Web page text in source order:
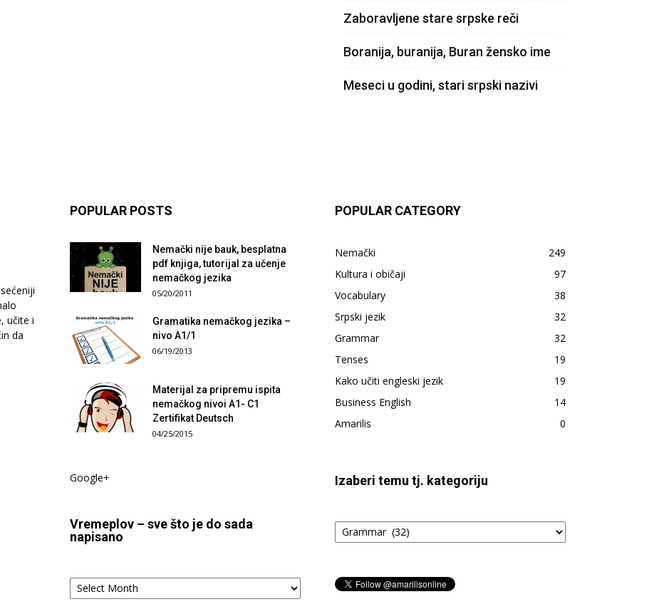
Zaboravljene stare srpske reči
Boranija, buranija, Buran žensko ime
Meseci u godini, stari srpski nazivi
učite i
da
POPULAR POSTS
Nemački nije bauk, besplatna
pdf knjiga, tutorijal za učenje
nemačkog jezika
05/20/2011
Gramatika nemačkog jezika –
nivo A1/1
06/19/2013
Materijal za pripremu ispita
nemačkog nivoi A1- C1
Zertifikat Deutsch
04/25/2015
Google+
Vremeplov – sve što je do sada
napisano
Vremeplov
POPULAR CATEGORY
Nemački
249
Kultura i običaji
97
Vocabulary
38
Srpski jezik
32
Grammar
32
Tenses
19
Kako učiti engleski jezik
19
Business English
14
Amarilis
0
Izaberi temu tj. kategoriju
Izaberi
temu